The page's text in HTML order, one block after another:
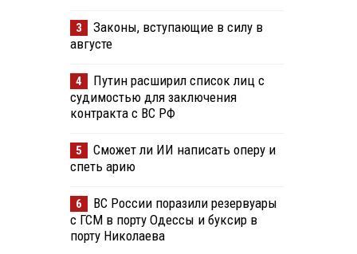
3
Законы, вступающие в силу в
августе
4
Путин расширил список лиц с
судимостью для заключения
контракта с ВС РФ
5
Сможет ли ИИ написать оперу и
спеть арию
6
ВС России поразили резервуары
с ГСМ в порту Одессы и буксир в
порту Николаева